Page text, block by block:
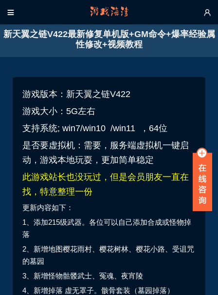
 
新天翼之链V422最新修复单机版+GM命令+爆率经验属
性修改+视频教程
游戏版本：新天翼之链V422
游戏大小：5G左右
支持系统; win7/win10 /win11 ，64位
是否要虚拟机：需要，服务端虚拟机一键启
动，游戏本地玩耍，更加简单稳定
此游戏站长也没玩过，但是会员朋友一直在
找，特意整理一份
更新内容如下：
1、添加215级武器。各位可以自己添加合成或怪物掉
落
2、新增地图樱花雨村、樱花树林、樱花小路、受诅咒
的墓园
3、新增怪物骷髅武士、冤魂、夜宵陵
4、新增掉落 虚无罩子。骸骨套装（墓园掉落）